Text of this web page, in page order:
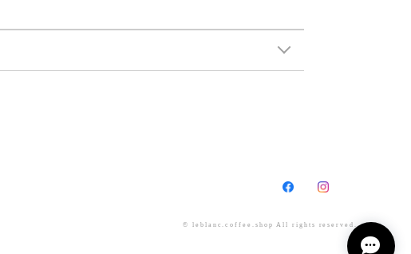
© leblanc.coffee.shop All rights reserved.